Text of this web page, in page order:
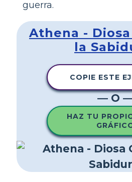
guerra.
Athena -
la
COPIE ESTE
— O
HAZ TU